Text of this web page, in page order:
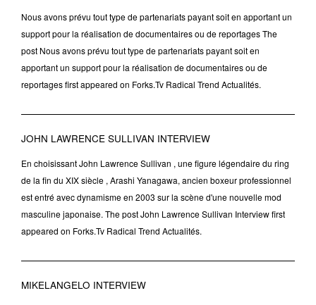
Nous avons prévu tout type de partenariats payant soit en apportant un
support pour la réalisation de documentaires ou de reportages The
post Nous avons prévu tout type de partenariats payant soit en
apportant un support pour la réalisation de documentaires ou de
reportages first appeared on Forks.Tv Radical Trend Actualités.
JOHN LAWRENCE SULLIVAN INTERVIEW
En choisissant John Lawrence Sullivan , une figure légendaire du ring
de la fin du XIX siècle , Arashi Yanagawa, ancien boxeur professionnel
est entré avec dynamisme en 2003 sur la scène d'une nouvelle mod
masculine japonaise. The post John Lawrence Sullivan Interview first
appeared on Forks.Tv Radical Trend Actualités.
MIKELANGELO INTERVIEW